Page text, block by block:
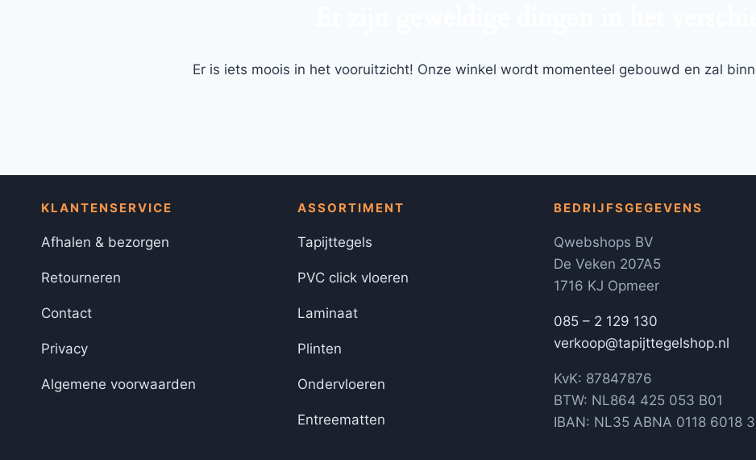
Er is iets moois in het vooruitzicht! Onze winkel wordt momenteel gebouwd en zal
KLANTENSERVICE
Afhalen & bezorgen
Retourneren
Contact
Privacy
Algemene voorwaarden
ASSORTIMENT
Tapijttegels
PVC click vloeren
Laminaat
Plinten
Ondervloeren
Entreematten
BEDRIJFSGEGEVENS
Qwebshops BV
De Veken 207A5
1716 KJ Opmeer
085 – 2 129 130
verkoop@tapijttegelshop.nl
KvK: 87847876
BTW: NL864 425 053 B01
IBAN: NL35 ABNA 0118 6018